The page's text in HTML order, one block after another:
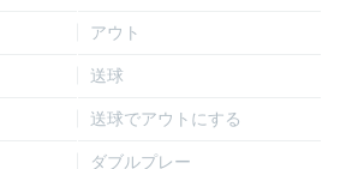
アウト
送球
送球でアウトにする
ダブルプレー